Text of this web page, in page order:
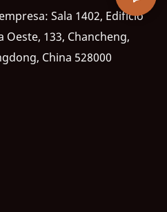
Sala 1402, Edifício
Oeste, 133, Chancheng,
China 528000